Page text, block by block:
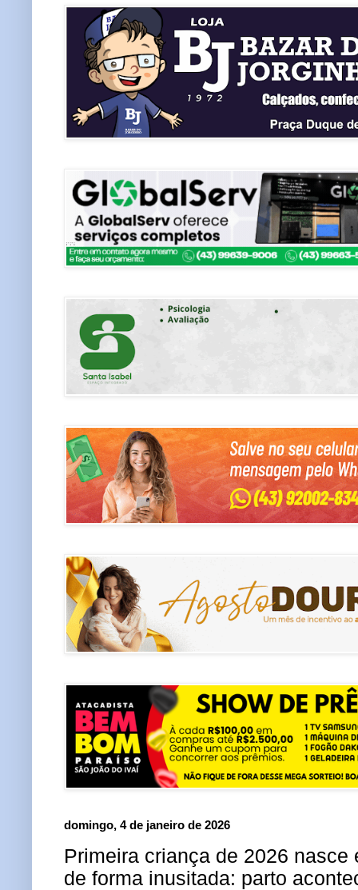
domingo, 4 de janeiro de 2026
Primeira criança de 2026 nasce
de forma inusitada: parto